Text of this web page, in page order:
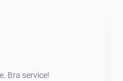
Bra service!